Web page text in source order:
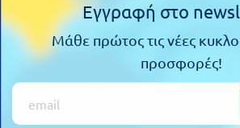
Εγγραφή στο
Μάθε πρώτος τις νέες
προσφορές!